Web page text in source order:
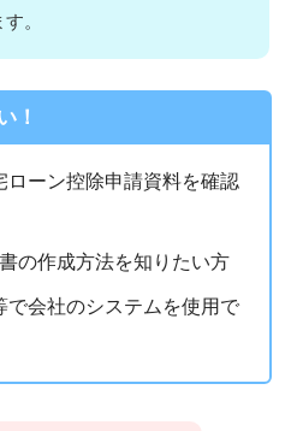
。
！
ローン控除申請資料を確認
の作成方法を知りたい方
で会社のシステムを使用で